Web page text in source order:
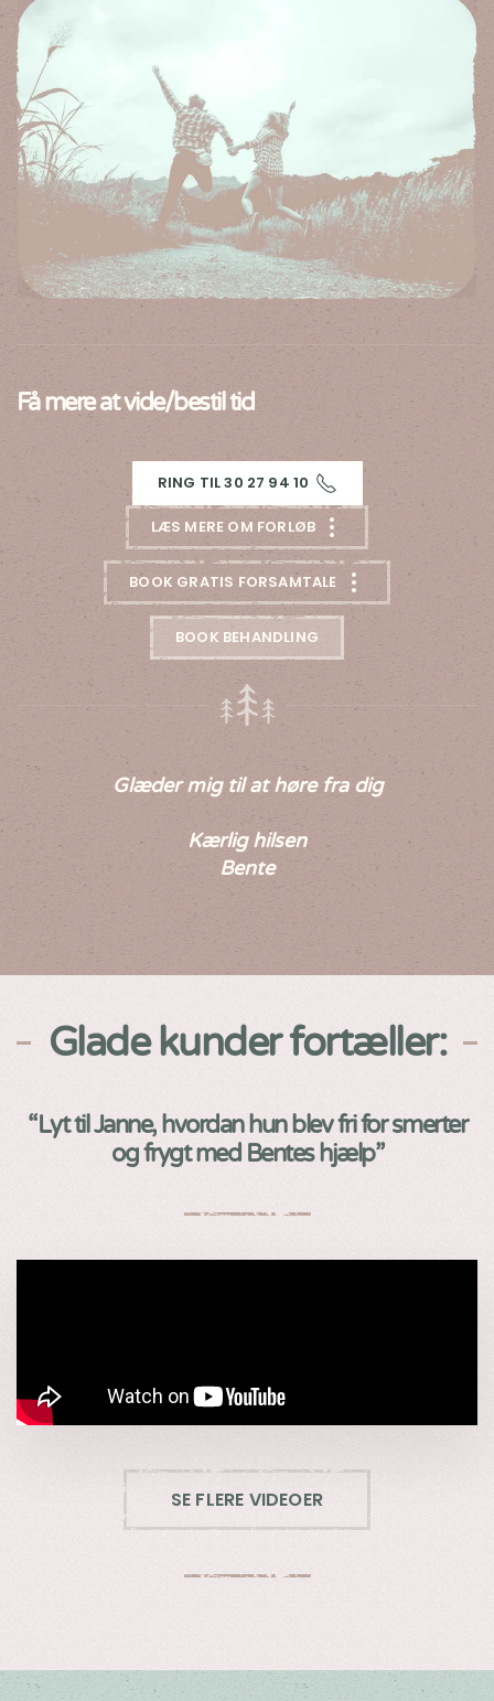
Få mere at vide/bestil tid
RING TIL 30 27 94 10
LÆS MERE OM FORLØB
BOOK GRATIS FORSAMTALE
BOOK BEHANDLING
Glæder mig til at høre fra dig
Kærlig hilsen
Bente
Glade kunder fortæller:
“Lyt til Janne, hvordan hun blev fri for smerter
og frygt med Bentes hjælp”
SE FLERE VIDEOER